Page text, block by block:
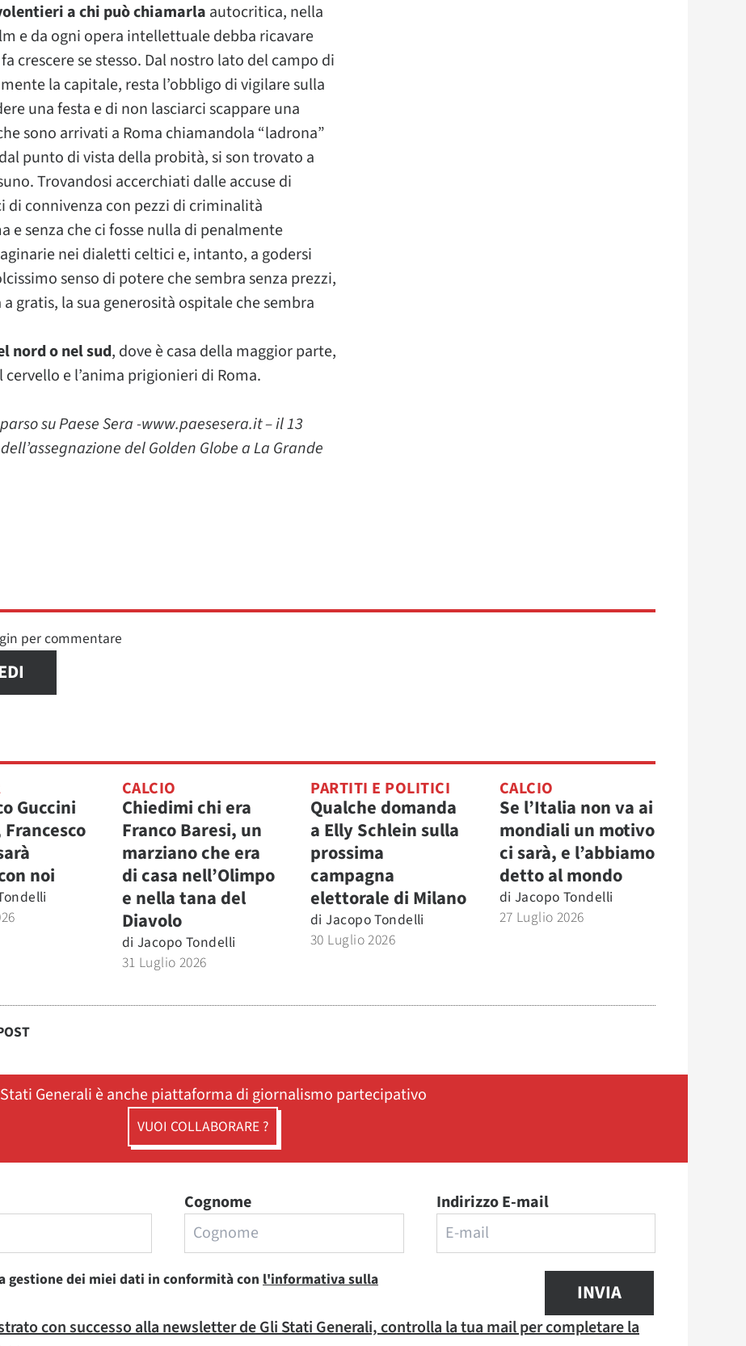
a chi può chiamarla autocritica, nella
e da ogni opera intellettuale debba ricavare
crescere se stesso. Dal nostro lato del campo di
la capitale, resta l’obbligo di vigilare sulla
una festa e di non lasciarci scappare una
sono arrivati a Roma chiamandola “ladrona”
punto di vista della probità, si son trovato a
Trovandosi accerchiati dalle accuse di
connivenza con pezzi di criminalità
e senza che ci fosse nulla di penalmente
nei dialetti celtici e, intanto, a godersi
senso di potere che sembra senza prezzi,
gratis, la sua generosità ospitale che sembra
nord o nel sud, dove è casa della maggior parte,
e l’anima prigionieri di Roma.
su Paese Sera -www.paesesera.it – il 13
del Golden Globe a La Grande
per commentare
Guccini
noi
CALCIO
Chiedimi chi era
Franco Baresi, un
marziano che era
di casa nell’Olimpo
e nella tana del
Diavolo
di Jacopo Tondelli
31 Luglio 2026
PARTITI E POLITICI
Qualche domanda
a Elly Schlein sulla
prossima
campagna
elettorale di Milano
di Jacopo Tondelli
30 Luglio 2026
CALCIO
Se l’Italia non va ai
mondiali un motivo
ci sarà, e l’abbiamo
detto al mondo
di Jacopo Tondelli
27 Luglio 2026
Generali è anche piattaforma di giornalismo partecipativo
VUOI COLLABORARE ?
Cognome Indirizzo E-mail
gestione dei miei dati in conformità con l'informativa sulla
INVIA
con successo alla newsletter de Gli Stati Generali, controlla la tua mail per completare la